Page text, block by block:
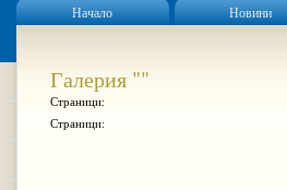
Начало Новини
Галерия ""
Страници:
Страници: